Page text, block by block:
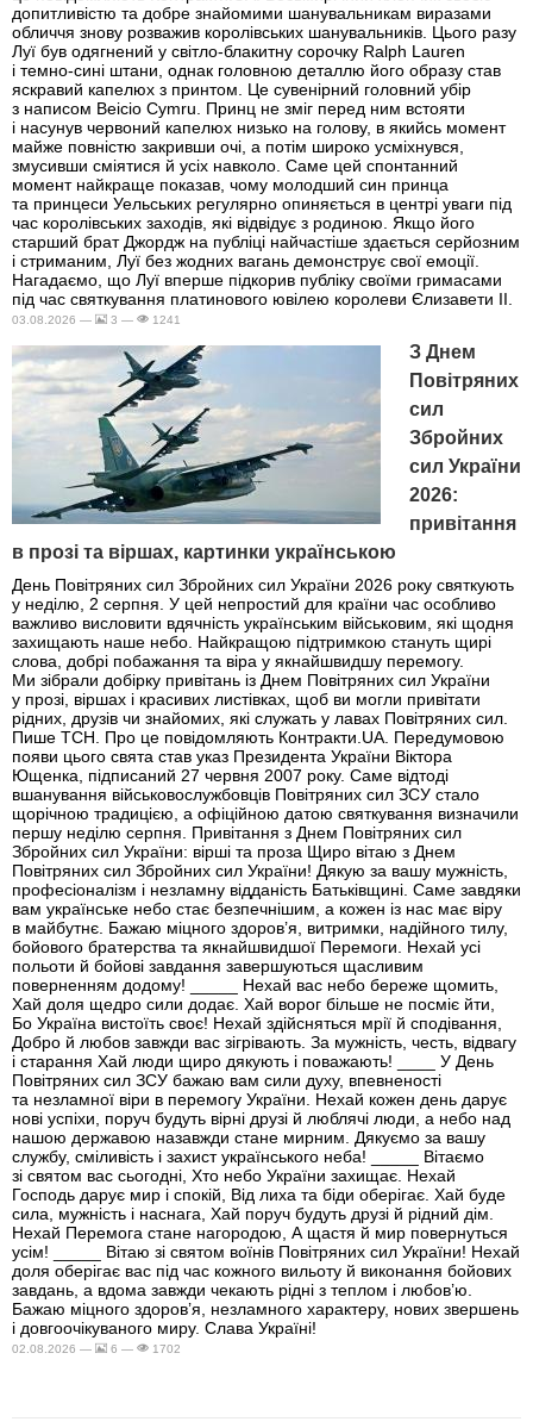
допитливістю та добре знайомими шанувальникам виразами
обличчя знову розважив королівських шанувальників. Цього разу
Луї був одягнений у світло-блакитну сорочку Ralph Lauren
і темно-сині штани, однак головною деталлю його образу став
яскравий капелюх з принтом. Це сувенірний головний убір
з написом Beicio Cymru. Принц не зміг перед ним встояти
і насунув червоний капелюх низько на голову, в якийсь момент
майже повністю закривши очі, а потім широко усміхнувся,
змусивши сміятися й усіх навколо. Саме цей спонтанний
момент найкраще показав, чому молодший син принца
та принцеси Уельських регулярно опиняється в центрі уваги під
час королівських заходів, які відвідує з родиною. Якщо його
старший брат Джордж на публіці найчастіше здається серйозним
і стриманим, Луї без жодних вагань демонструє свої емоції.
Нагадаємо, що Луї вперше підкорив публіку своїми гримасами
під час святкування платинового ювілею королеви Єлизавети II.
03.08.2026 — 3 — 1241
З Днем
Повітряних
сил
Збройних
сил України
2026:
привітання
в прозі та віршах, картинки українською
День Повітряних сил Збройних сил України 2026 року святкують
у неділю, 2 серпня. У цей непростий для країни час особливо
важливо висловити вдячність українським військовим, які щодня
захищають наше небо. Найкращою підтримкою стануть щирі
слова, добрі побажання та віра у якнайшвидшу перемогу.
Ми зібрали добірку привітань із Днем Повітряних сил України
у прозі, віршах і красивих листівках, щоб ви могли привітати
рідних, друзів чи знайомих, які служать у лавах Повітряних сил.
Пише ТСН. Про це повідомляють Контракти.UA. Передумовою
появи цього свята став указ Президента України Віктора
Ющенка, підписаний 27 червня 2007 року. Саме відтоді
вшанування військовослужбовців Повітряних сил ЗСУ стало
щорічною традицією, а офіційною датою святкування визначили
першу неділю серпня. Привітання з Днем Повітряних сил
Збройних сил України: вірші та проза Щиро вітаю з Днем
Повітряних сил Збройних сил України! Дякую за вашу мужність,
професіоналізм і незламну відданість Батьківщині. Саме завдяки
вам українське небо стає безпечнішим, а кожен із нас має віру
в майбутнє. Бажаю міцного здоров’я, витримки, надійного тилу,
бойового братерства та якнайшвидшої Перемоги. Нехай усі
польоти й бойові завдання завершуються щасливим
поверненням додому! _____ Нехай вас небо береже щомить,
Хай доля щедро сили додає. Хай ворог більше не посміє йти,
Бо Україна вистоїть своє! Нехай здійсняться мрії й сподівання,
Добро й любов завжди вас зігрівають. За мужність, честь, відвагу
і старання Хай люди щиро дякують і поважають! ____ У День
Повітряних сил ЗСУ бажаю вам сили духу, впевненості
та незламної віри в перемогу України. Нехай кожен день дарує
нові успіхи, поруч будуть вірні друзі й люблячі люди, а небо над
нашою державою назавжди стане мирним. Дякуємо за вашу
службу, сміливість і захист українського неба! _____ Вітаємо
зі святом вас сьогодні, Хто небо України захищає. Нехай
Господь дарує мир і спокій, Від лиха та біди оберігає. Хай буде
сила, мужність і наснага, Хай поруч будуть друзі й рідний дім.
Нехай Перемога стане нагородою, А щастя й мир повернуться
усім! _____ Вітаю зі святом воїнів Повітряних сил України! Нехай
доля оберігає вас під час кожного вильоту й виконання бойових
завдань, а вдома завжди чекають рідні з теплом і любов’ю.
Бажаю міцного здоров’я, незламного характеру, нових звершень
і довгоочікуваного миру. Слава Україні!
02.08.2026 — 6 — 1702